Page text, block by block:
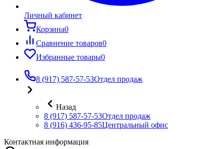
Личный кабинет
Корзина0
Сравнение товаров0
Избранные товары0
8 (917) 587-57-53Отдел продаж
Назад
8 (917) 587-57-53Отдел продаж
8 (916) 436-95-85Центральный офис
Контактная информация